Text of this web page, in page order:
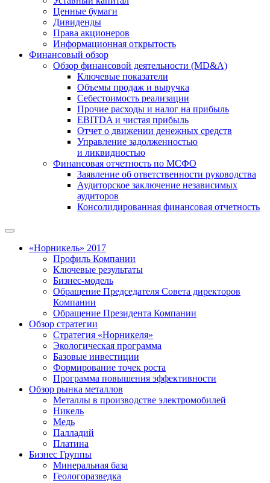
Ценные бумаги
Дивиденды
Права акционеров
Информационная открытость
Финансовый обзор
Обзор финансовой деятельности (MD&A)
Ключевые показатели
Объемы продаж и выручка
Себестоимость реализации
Прочие расходы и налог на прибыль
EBITDA и чистая прибыль
Отчет о движении денежных средств
Управление задолженностью
и ликвидностью
Финансовая отчетность по МСФО
Заявление об ответственности руководства
Аудиторское заключение независимых
аудиторов
Консолидированная финансовая отчетность
«Норникель» 2017
Профиль Компании
Ключевые результаты
Бизнес-модель
Обращение Председателя Совета директоров
Компании
Обращение Президента Компании
Обзор стратегии
Стратегия «Норникеля»
Экологическая программа
Базовые инвестиции
Формирование точек роста
Программа повышения эффективности
Обзор рынка металлов
Металлы в производстве электромобилей
Никель
Медь
Палладий
Платина
Бизнес Группы
Минеральная база
Геологоразведка